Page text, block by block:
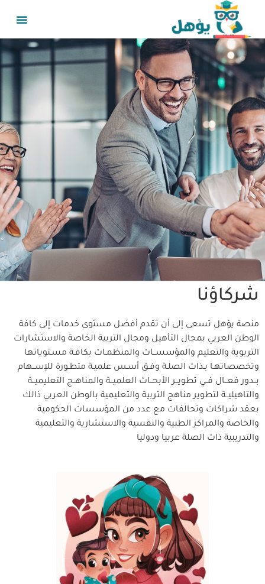
شركاؤنا
منصة يؤهل تسعى إلى أن تقدم أفضل مستوى خدمات إلى كافة
الوطن العربي بمجال التأهيل ومجال التربية الخاصة والاستشارات
التربوية والتعليم والمؤسســات والمنظمـات بكافـة مسـتوياتها
وتخصصاتهـا بـذات الصلـة وفـق أسـس علميـة متطـورة للإســهام
بــدور فعــال فــي تطويــر الأبحــاث العلميــة والمناهــج التعليميــة
والتاهيليــة لتطوير مناهج التربية والتعليمية بالوطن العربي ذالك
بعقد شراكات وتحالفات مع عدد من المؤسسات الحكومية
والخاصة والمراكز الطبية والنفسية والاستشارية والتعليمية
والتدريبية ذات الصلة عربيا ودوليا